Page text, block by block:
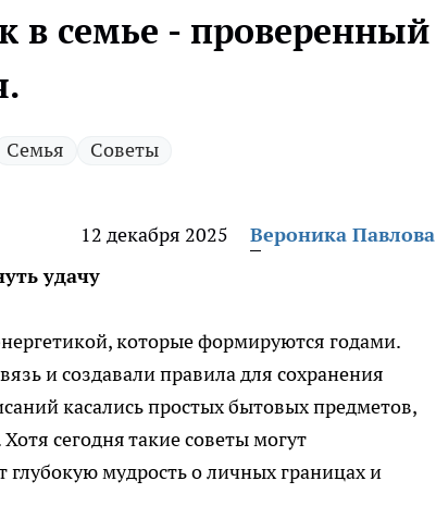
в семье - проверенный
Семья Советы
12 декабря 2025
Вероника Павлова
удачу
которые формируются годами.
и создавали правила для сохранения
касались простых бытовых предметов,
сегодня такие советы могут
глубокую мудрость о личных границах и